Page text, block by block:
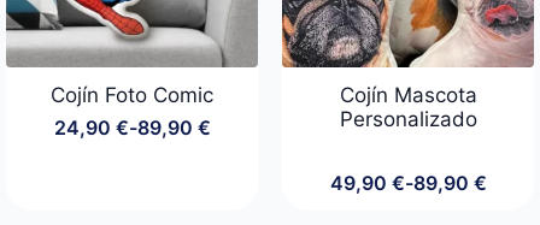
Cojín Foto Comic
24,90 €-89,90 €
Rango
Cojín Mascota
Personalizado
49,90 €-89,90 €
Rango